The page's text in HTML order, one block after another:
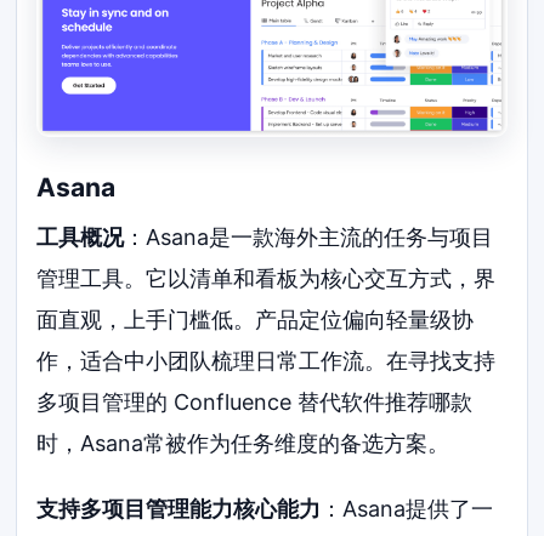
Asana
工具概况：Asana是一款海外主流的任务与项目
管理工具。它以清单和看板为核心交互方式，界
面直观，上手门槛低。产品定位偏向轻量级协
作，适合中小团队梳理日常工作流。在寻找支持
多项目管理的 Confluence 替代软件推荐哪款
时，Asana常被作为任务维度的备选方案。
支持多项目管理能力核心能力 ：Asana提供了一